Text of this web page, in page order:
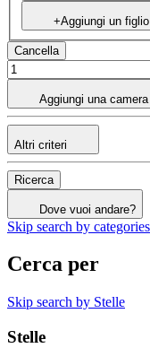
+Aggiungi un figlio
Cancella
Aggiungi una camera
Altri criteri
Ricerca
Dove vuoi andare?
Skip search by categories
Cerca per
Skip search by Stelle
Stelle